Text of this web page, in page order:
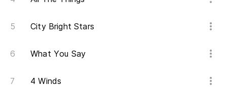
City Bright Stars
What You Say
4 Winds